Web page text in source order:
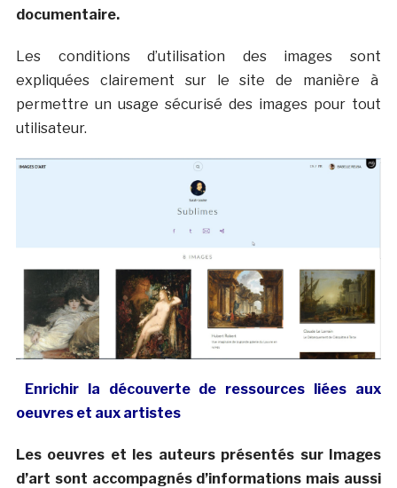
documentaire.
Les conditions d’utilisation des images sont
expliquées clairement sur le site de manière à
permettre un usage sécurisé des images pour tout
utilisateur.
Enrichir la découverte de ressources liées aux
oeuvres et aux artistes
Les oeuvres et les auteurs présentés sur Images
d’art sont accompagnés d’informations mais aussi